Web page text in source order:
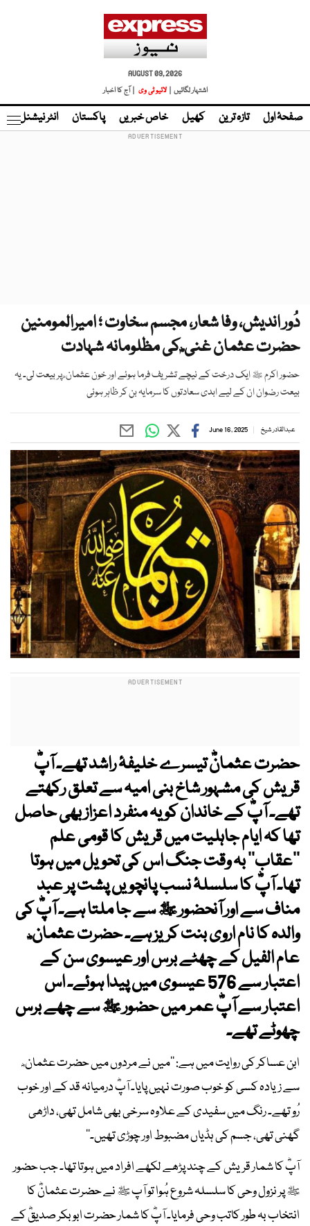
AUGUST 09, 2026
اشتہار لگائیں |
لائیو ٹی وی | آج کا اخبار
صفحۂ اول تازہ ترین کھیل خاص خبریں پاکستان انٹر نیشنل
دُور اندیش، وفا شعار، مجسم سخاوت ؛ امیرالمومنین
حضرت عثمان غنی ؓ کی مظلومانہ شہادت
حضور اکرم ﷺ ایک درخت کے نیچے تشریف فرما ہوئے اور خون عثمان ؓ پر بیعت لی۔ یہ
بیعت رضوان ان کے لیے ابدی سعادتوں کا سرمایہ بن کر ظاہر ہوئی
عبدالقادر شیخ June 16, 2025
حضرت عثمانؓ تیسرے خلیفۂ راشد تھے۔ آپؓ
قریش کی مشہور شاخ بنی امیہ سے تعلق رکھتے
تھے۔ آپؓ کے خاندان کو یہ منفرد اعزاز بھی حاصل
تھا کہ ایام جاہلیت میں قریش کا قومی علم
’’عقاب‘‘ بہ وقت جنگ اس کی تحویل میں ہوتا
تھا۔ آپؓ کا سلسلۂ نسب پانچویں پشت پر عبد
مناف سے اور آنحضور ﷺ سے جا ملتا ہے۔ آپؓ کی
والدہ کا نام اروی بنت کریز ہے۔ حضرت عثمان ؓ
عام الفیل کے چھٹے برس اور عیسوی سن کے
اعتبار سے 576 عیسوی میں پیدا ہوئے۔ اس
اعتبار سے آپؓ عمر میں حضور ﷺ سے چھے برس
چھوٹے تھے۔
ابن عساکر کی روایت میں ہے: ’’میں نے مردوں میں حضرت عثمان ؓ
سے زیادہ کسی کو خوب صورت نہیں پایا۔ آپؓ درمیانہ قد کے اور خوب
رُو تھے۔ رنگ میں سفیدی کے علاوہ سرخی بھی شامل تھی، داڑھی
گھنی تھی، جسم کی ہڈیاں مضبوط اور چوڑی تھیں۔‘‘
آپؓ کا شمار قریش کے چند پڑھے لکھے افراد میں ہوتا تھا۔ جب حضور
ﷺ پر نزول وحی کا سلسلہ شروع ہُوا تو آپ ﷺ نے حضرت عثمانؓ کا
انتخاب بہ طور کاتب وحی فرمایا۔ آپؓ کا شمار حضرت ابوبکر صدیقؓ کے